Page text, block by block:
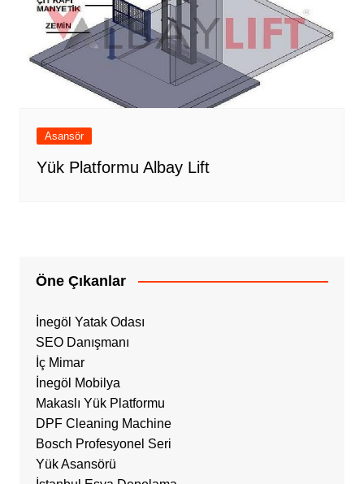
Asansör
Yük Platformu Albay Lift
Öne Çıkanlar
İnegöl Yatak Odası
SEO Danışmanı
İç Mimar
İnegöl Mobilya
Makaslı Yük Platformu
DPF Cleaning Machine
Bosch Profesyonel Seri
Yük Asansörü